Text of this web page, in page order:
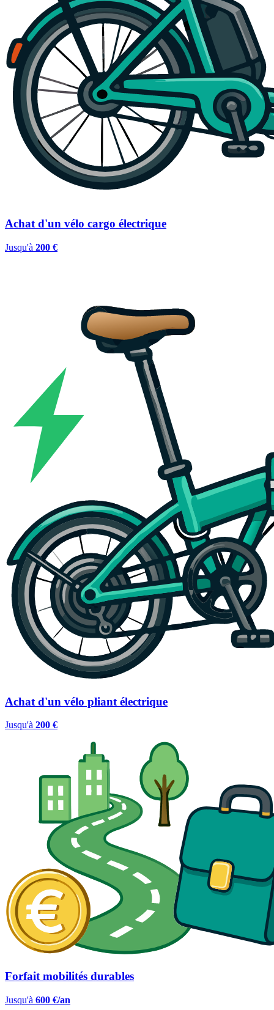
Achat d'un vélo cargo électrique
Jusqu'à 200 €
Achat d'un vélo pliant électrique
Jusqu'à 200 €
Forfait mobilités durables
Jusqu'à 600 €/an